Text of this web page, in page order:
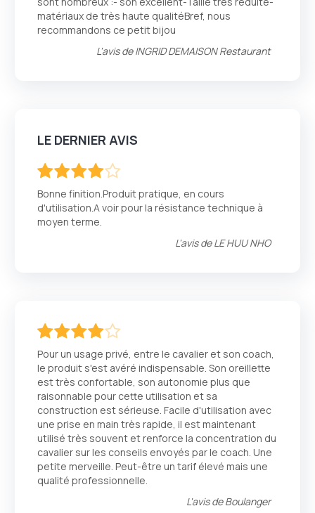
matériaux de très haute qualitéBref, nous
recommandons ce petit bijou
L'avis deINGRID DEMAISON Restaurant
LE DERNIER AVIS
Bonne finition.Produit pratique, en cours
d'utilisation.A voir pour la résistance technique à
moyen terme.
L'avis deLE HUU NHO
Pour un usage privé, entre le cavalier et son coach,
le produit s'est avéré indispensable. Son oreillette
est très confortable, son autonomie plus que
raisonnable pour cette utilisation et sa
construction est sérieuse. Facile d'utilisation avec
une prise en main très rapide, il est maintenant
utilisé très souvent et renforce la concentration du
cavalier sur les conseils envoyés par le coach. Une
petite merveille. Peut-être un tarif élevé mais une
qualité professionnelle.
L'avis deBoulanger